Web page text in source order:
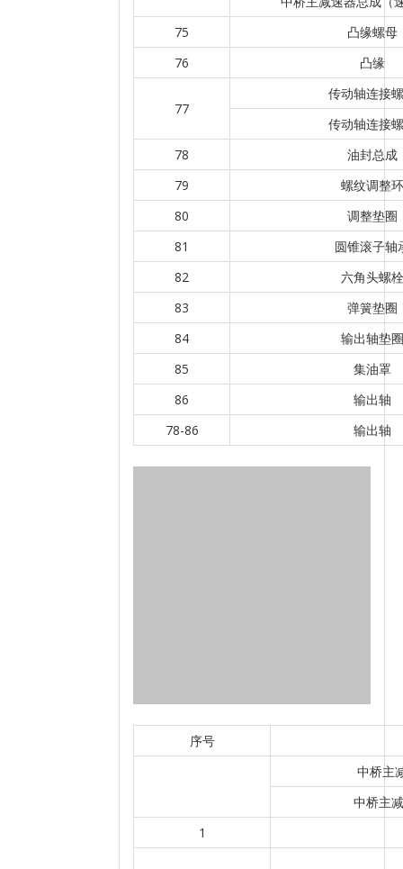
75
凸缘螺母
76
凸缘
77
传动轴连接
传动轴连接
78
油封总成
79
螺纹调整环
80
调整垫圈
81
圆锥滚子轴
82
六角头螺栓
83
弹簧垫圈
84
输出轴垫圈
85
集油罩
86
输出轴
78-86
输出轴
序号
中桥主
中桥主
1